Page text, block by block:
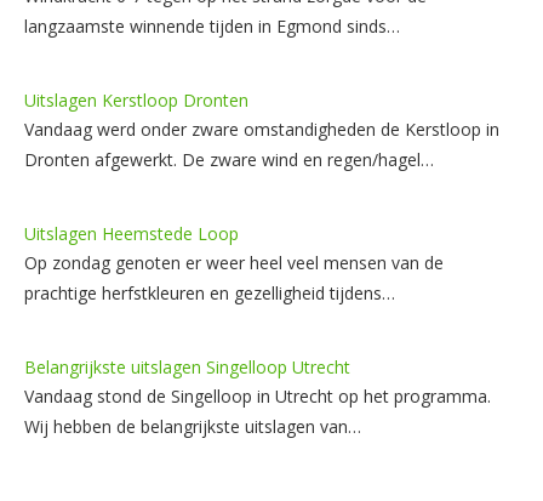
langzaamste winnende tijden in Egmond sinds…
Uitslagen Kerstloop Dronten
Vandaag werd onder zware omstandigheden de Kerstloop in
Dronten afgewerkt. De zware wind en regen/hagel…
Uitslagen Heemstede Loop
Op zondag genoten er weer heel veel mensen van de
prachtige herfstkleuren en gezelligheid tijdens…
Belangrijkste uitslagen Singelloop Utrecht
Vandaag stond de Singelloop in Utrecht op het programma.
Wij hebben de belangrijkste uitslagen van…